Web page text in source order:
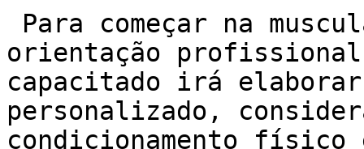
orientação
capacitado irá
personalizado,
condicionamento